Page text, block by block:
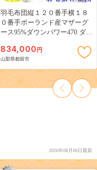
羽毛布団縦１２０番手横１８
０番手ポーランド産マザーグ
ース95%ダウンパワー470 ダブ
834,000 円
山梨県都留市
2026年08月06日最新